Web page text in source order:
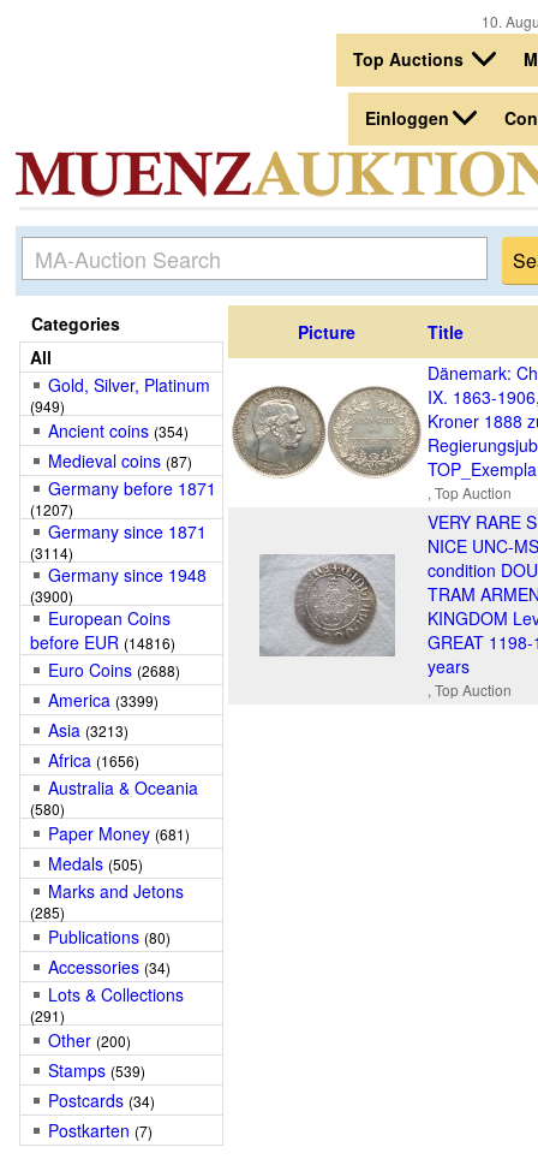
10.
Top Auctions
Einloggen
Categories
All
Gold, Silver, Platinum
(949)
Ancient coins (354)
Medieval coins (87)
Germany before 1871
(1207)
Germany since 1871
(3114)
Germany since 1948
(3900)
European Coins
before EUR (14816)
Euro Coins (2688)
America (3399)
Asia (3213)
Africa (1656)
Australia & Oceania
(580)
Paper Money (681)
Medals (505)
Marks and Jetons
(285)
Publications (80)
Accessories (34)
Lots & Collections
(291)
Other (200)
Stamps (539)
Postcards (34)
Postkarten (7)
Picture
Title
Dänemark:
IX. 1863-
Kroner 1888
, Top Auction
VERY RARE
NICE UNC-MS
condition
TRAM
KINGDOM
GREAT
years
, Top Auction